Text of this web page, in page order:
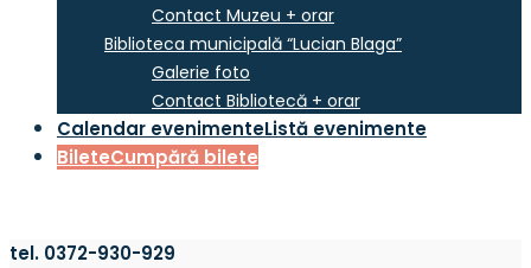
Contact Muzeu + orar
Biblioteca municipală “Lucian Blaga”
Galerie foto
Contact Bibliotecă + orar
Calendar evenimenteListă evenimente
BileteCumpără bilete
tel. 0372-930-929